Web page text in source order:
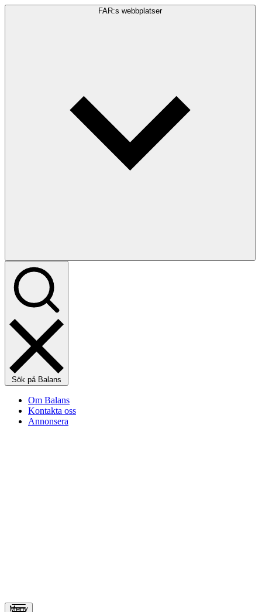
FAR:s webbplatser
Sök på Balans
Om Balans
Kontakta oss
Annonsera
Meny